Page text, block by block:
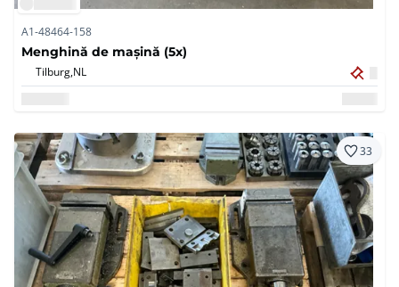
A1-48464-158
Menghină de mașină (5x)
Tilburg,NL
33